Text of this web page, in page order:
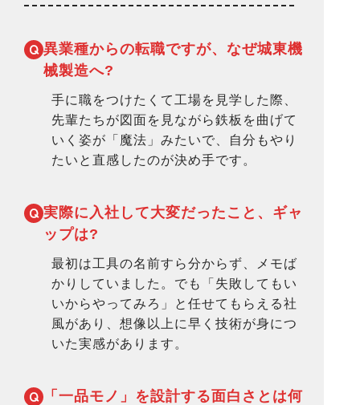
異業種からの転職ですが、 なぜ城東機
械製造へ?
手に職をつけたくて工場を見学した際、
先輩たちが図面を見ながら鉄板を曲げて
いく姿が「魔法」みたいで、自分もやり
たいと直感したのが決め手です。
実際に入社して大変だったこと、ギャ
ップは?
最初は工具の名前すら分からず、メモば
かりしていました。でも「失敗してもい
いからやってみろ」と任せてもらえる社
風があり、想像以上に早く技術が身につ
いた実感があります。
「一品モノ」を設計する面白さとは何